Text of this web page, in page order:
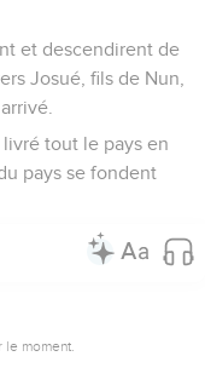
et descendirent de
Josué, fils de Nun,
tout le pays en
pays se fondent
moment.